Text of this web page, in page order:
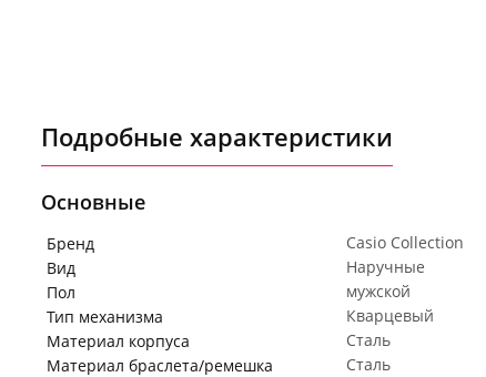
Подробные характеристики
Основные
Бренд
Casio Collection
Вид
Наручные
Пол
мужской
Тип механизма
Кварцевый
Материал корпуса
Сталь
Материал браслета/ремешка
Сталь